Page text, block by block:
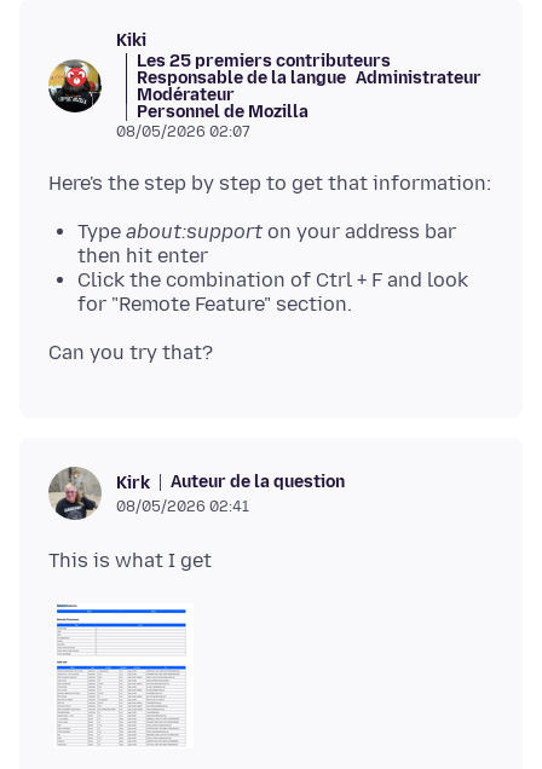
Kiki
Les 25 premiers contributeurs
Responsable de la langue Administrateur
Modérateur
Personnel de Mozilla
08/05/2026 02:07
Type about:support on your address bar
then hit enter
Click the combination of Ctrl + F and look
for "Remote Feature" section.
Kirk Auteur de la question
08/05/2026 02:41